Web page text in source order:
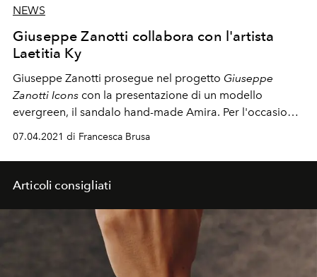
NEWS
Giuseppe Zanotti collabora con l'artista
Laetitia Ky
Giuseppe Zanotti prosegue nel progetto Giuseppe
Zanotti Icons con la presentazione di un modello
evergreen, il sandalo hand-made Amira. Per l'occasione
il brand collabora con l'artista e attivista Laetitia Ky
07.04.2021 di Francesca Brusa
Articoli consigliati